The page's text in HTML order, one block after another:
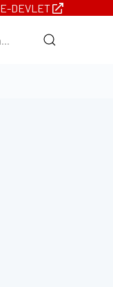
E-DEVLET